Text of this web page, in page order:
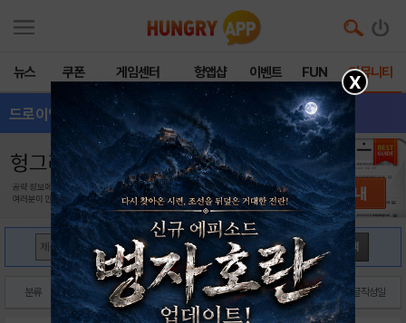
뉴스 쿠폰 게임센터 헝앱샵 이벤트 FUN 커뮤니티
드로이얀온라인 - 전체글보기
검색
분류 제목 닉네임 글작성일
X